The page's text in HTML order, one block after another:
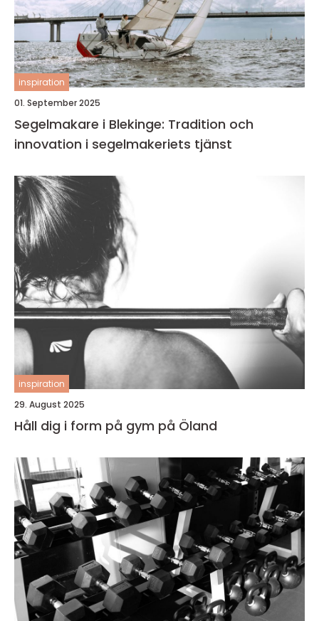
inspiration
01. September 2025
Segelmakare i Blekinge: Tradition och
innovation i segelmakeriets tjänst
inspiration
29. August 2025
Håll dig i form på gym på Öland